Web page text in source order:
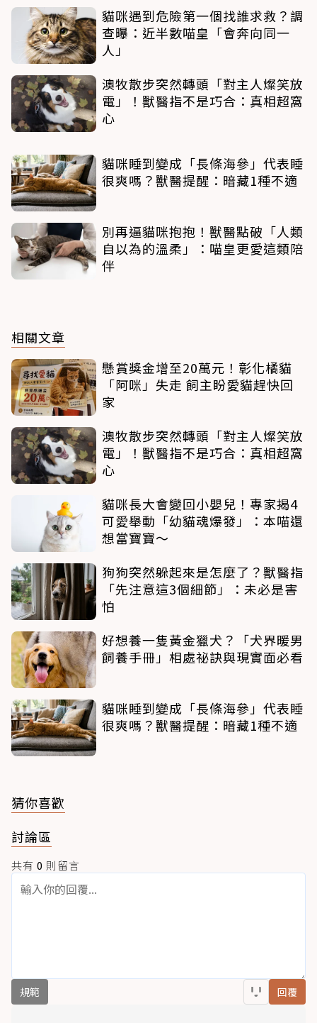
貓咪遇到危險第一個找誰求救？調
查曝：近半數喵皇「會奔向同一
人」
澳牧散步突然轉頭「對主人燦笑放
電」！獸醫指不是巧合：真相超窩
心
貓咪睡到變成「長條海參」代表睡
很爽嗎？獸醫提醒：暗藏1種不適
別再逼貓咪抱抱！獸醫點破「人類
自以為的溫柔」：喵皇更愛這類陪
伴
相關文章
懸賞獎金增至20萬元！彰化橘貓
「阿咪」失走 飼主盼愛貓趕快回
家
澳牧散步突然轉頭「對主人燦笑放
電」！獸醫指不是巧合：真相超窩
心
貓咪長大會變回小嬰兒！專家揭4
可愛舉動「幼貓魂爆發」：本喵還
想當寶寶～
狗狗突然躲起來是怎麼了？獸醫指
「先注意這3個細節」：未必是害
怕
好想養一隻黃金獵犬？「犬界暖男
飼養手冊」相處祕訣與現實面必看
貓咪睡到變成「長條海參」代表睡
很爽嗎？獸醫提醒：暗藏1種不適
猜你喜歡
討論區
共有 0 則留言
規範 回覆